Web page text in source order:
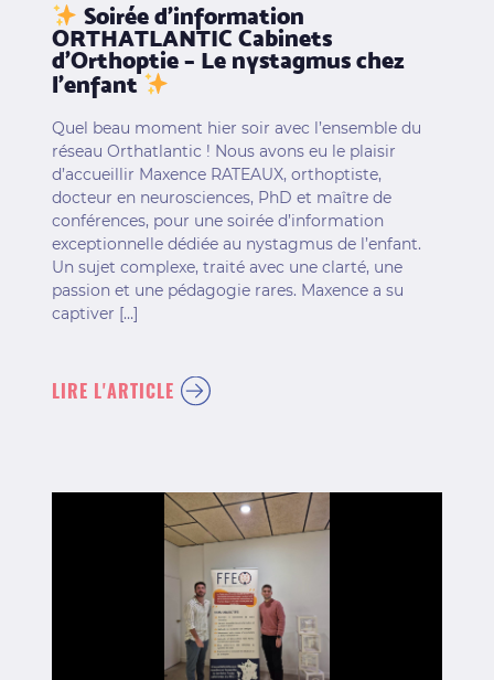
Soirée d’information
ORTHATLANTIC Cabinets
d’Orthoptie – Le nystagmus chez
l’enfant
Quel beau moment hier soir avec l’ensemble du
réseau Orthatlantic ! Nous avons eu le plaisir
d’accueillir Maxence RATEAUX, orthoptiste,
docteur en neurosciences, PhD et maître de
conférences, pour une soirée d’information
exceptionnelle dédiée au nystagmus de l’enfant.
Un sujet complexe, traité avec une clarté, une
passion et une pédagogie rares. Maxence a su
captiver […]
LIRE L'ARTICLE